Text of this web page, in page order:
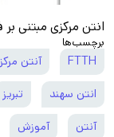
انتن مرکزی مبتنی بر
برچسب‌ها
FTTH آنتن
انتن سهند تبریز
آنتن آموزش